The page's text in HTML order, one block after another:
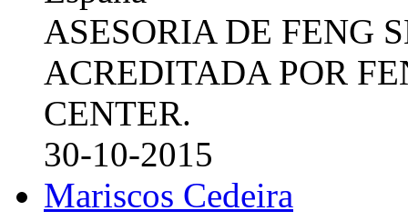
ASESORIA DE FENG
ACREDITADA POR
CENTER.
30-10-2015
Mariscos Cedeira